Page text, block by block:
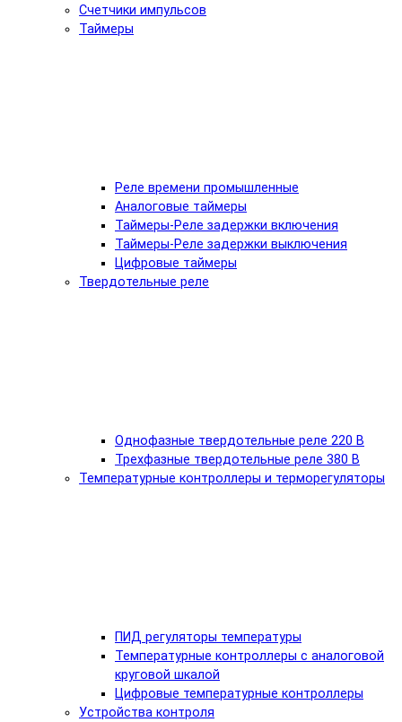
Счетчики импульсов
Таймеры
Реле времени промышленные
Аналоговые таймеры
Таймеры-Реле задержки включения
Таймеры-Реле задержки выключения
Цифровые таймеры
Твердотельные реле
Однофазные твердотельные реле 220 В
Трехфазные твердотельные реле 380 В
Температурные контроллеры и терморегуляторы
ПИД регуляторы температуры
Температурные контроллеры с аналоговой
круговой шкалой
Цифровые температурные контроллеры
Устройства контроля